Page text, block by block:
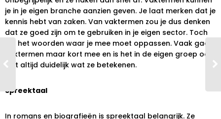
je in je eigen branche aanzien geven. Je laat merken dat je
kennis hebt van zaken. Van vaktermen zou je dus denken
dat ze goed zijn om te gebruiken in je eigen sector. Toch
zijn het woorden waar je mee moet oppassen. Vaak gaan
vaktermen maar kort mee en is het in de eigen groep ook
niet altijd duidelijk wat ze betekenen.
Spreektaal
In romans en biografieën is spreektaal belangrijk. Ze